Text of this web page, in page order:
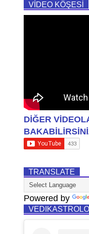
VİDEO KÖŞESİ
DİĞER
TRANSLATE
Powered by